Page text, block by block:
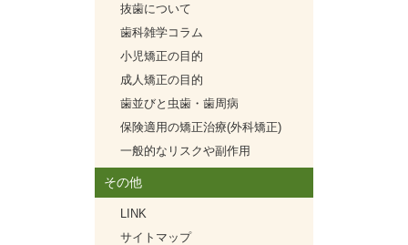
抜歯について
歯科雑学コラム
小児矯正の目的
成人矯正の目的
歯並びと虫歯・歯周病
保険適用の矯正治療(外科矯正)
一般的なリスクや副作用
その他
LINK
サイトマップ